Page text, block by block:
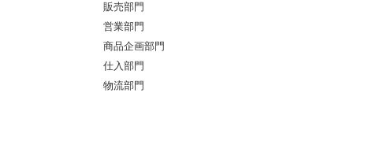
販売部門
営業部門
商品企画部門
仕入部門
物流部門